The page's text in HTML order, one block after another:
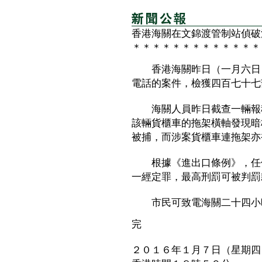
香港海關在文錦渡管制站偵
＊＊＊＊＊＊＊＊＊＊＊＊
香港海關昨日（一月六日
電話的案件，檢獲四百七十
海關人員昨日截查一輛報
該輛貨櫃車的拖架橫軸發現
被捕，而涉案貨櫃車連拖架
根據《進出口條例》，任
一經定罪，最高刑罰可被判
市民可致電海關二十四小
完
２０１６年１月７日（星期